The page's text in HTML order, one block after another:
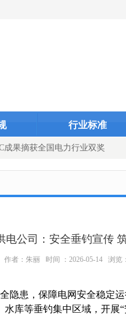
行业标准
成果摘获全国电力行业双奖
电公司：安全垂钓宣传
作者：朱丽 时间 ：2026-05-14 浏览
隐患，保障电网安全稳定
库等垂钓集中区域，开展